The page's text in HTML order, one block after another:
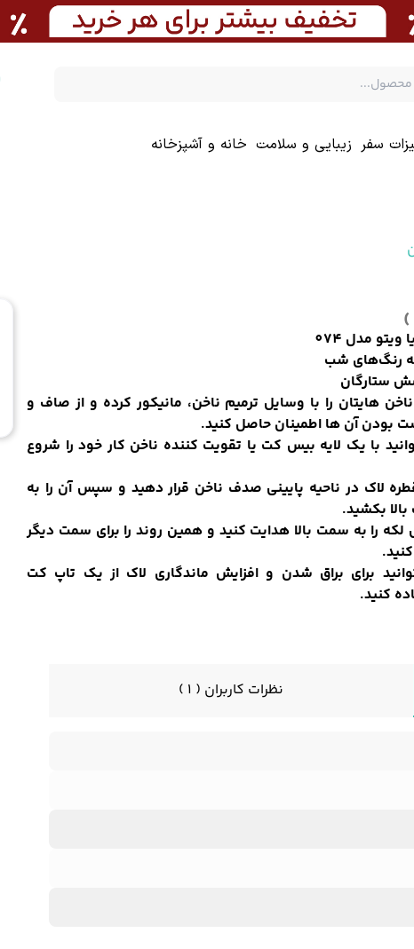
سفر زیبایی و سلامت خانه و آشپزخانه
ویتو مدل 074
رنگ‌های شب
ستارگان
ناخن هایتان را با وسایل ترمیم ناخن، مانیکور کرده و از صاف و
بودن آن ها اطمینان حاصل کنید.
با یک لایه بیس کت یا تقویت کننده ناخن کار خود را شروع
لاک در ناحیه پایینی صدف ناخن قرار دهید و سپس آن را به
بکشید.
را به سمت بالا هدایت کنید و همین روند را برای سمت دیگر
برای براق شدن و افزایش ماندگاری لاک از یک تاپ کت
کنید.
نظرات کاربران ( 1 )